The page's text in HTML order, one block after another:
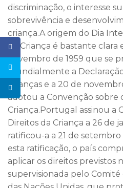
discriminação, o interesse
sobrevivência e
criança.A origem do Dia
da Criança é bastante clara
novembro de 1959 que se
mundialmente a
Crianças e a 20 de
adotou a Convenção sobre
Criança.Portugal assinou a
Direitos da Criança a 26 de
ratificou-a a 21 de
esta ratificação, o país
aplicar os direitos previstos
supervisionada pelo Comité